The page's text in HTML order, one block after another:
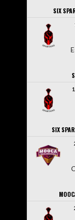
SIX
SIX